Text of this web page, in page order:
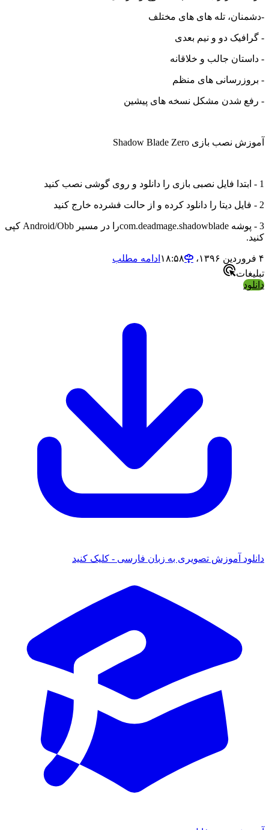
-دشمنان، تله های های مختلف
- گرافیک دو و نیم بعدی
- داستان جالب و خلاقانه
- بروزرسانی های منظم
- رفع شدن مشکل نسخه های پیشین
آموزش نصب بازی Shadow Blade Zero
1 - ابتدا فایل نصبی بازی را دانلود و روی گوشی نصب کنید
2 - فایل دیتا را دانلود کرده و از حالت فشرده خارج کنید
3 - پوشه com.deadmage.shadowbladeرا در مسیر Android/Obb کپی
کنید.
۴ فروردین ۱۳۹۶،‏ ۱۸:۵۸
ادامه مطلب
تبلیغات
دانلود
دانلود آموزش تصویری به زبان فارسی - کلیک کنید